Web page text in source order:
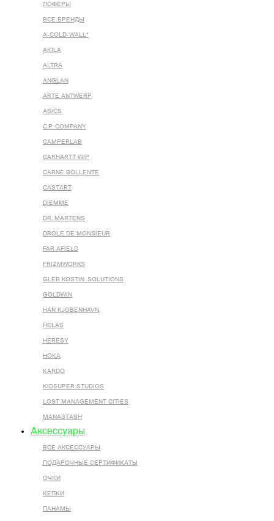
ЛОФЕРЫ
ВСЕ БРЕНДЫ
A-COLD-WALL*
AKILA
ALTRA
ANGLAN
ARTE ANTWERP
ASICS
C.P. COMPANY
CAMPERLAB
CARHARTT WIP
CARNE BOLLENTE
CASTART
DIEMME
DR. MARTENS
DROLE DE MONSIEUR
FAR AFIELD
FRIZMWORKS
GLEB KOSTIN .SOLUTIONS
GOLDWIN
HAN KJOBENHAVN
HELAS
HERESY
HOKA
KARDO
KIDSUPER STUDIOS
LOST MANAGEMENT CITIES
MANASTASH
Аксессуары
ВСЕ AКСЕССУАРЫ
ПОДАРОЧНЫЕ СЕРТИФИКАТЫ
ОЧКИ
КЕПКИ
ПАНАМЫ